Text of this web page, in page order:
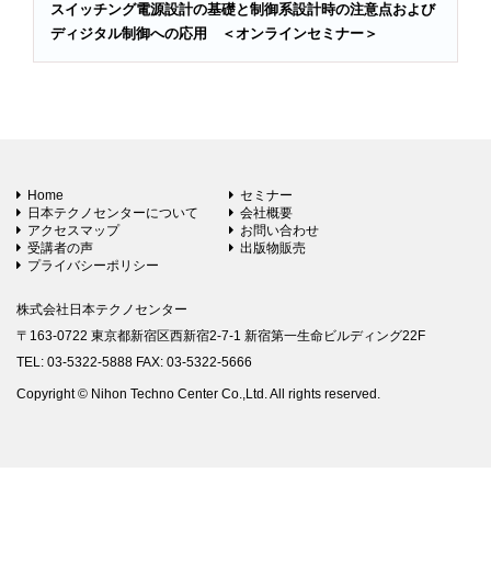
スイッチング電源設計の基礎と制御系設計時の注意点および
ディジタル制御への応用 ＜オンラインセミナー＞
Home
セミナー
日本テクノセンターについて
会社概要
アクセスマップ
お問い合わせ
受講者の声
出版物販売
プライバシーポリシー
株式会社日本テクノセンター
〒163-0722 東京都新宿区西新宿2-7-1 新宿第一生命ビルディング22F
TEL: 03-5322-5888 FAX: 03-5322-5666
Copyright © Nihon Techno Center Co.,Ltd. All rights reserved.